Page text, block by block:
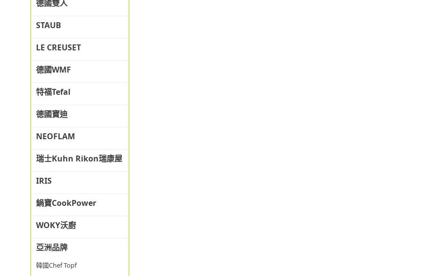
德國雙人
STAUB
LE CREUSET
德國WMF
特福Tefal
德國寶迪
NEOFLAM
瑞士Kuhn Rikon瑞康屋
IRIS
鍋寶CookPower
WOKY沃廚
亞洲品牌
韓國Chef Topf